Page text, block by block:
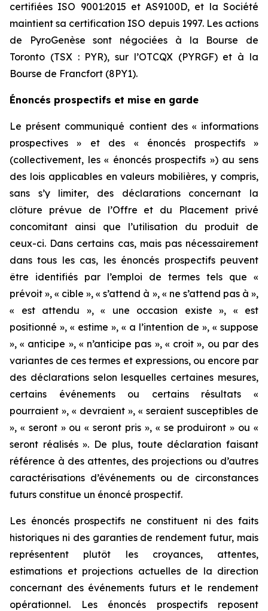
certifiées ISO 9001:2015 et AS9100D, et la Société
maintient sa certification ISO depuis 1997. Les actions
de PyroGenèse sont négociées à la Bourse de
Toronto (TSX : PYR), sur l’OTCQX (PYRGF) et à la
Bourse de Francfort (8PY1).
Énoncés prospectifs et mise en garde
Le présent communiqué contient des « informations
prospectives » et des « énoncés prospectifs »
(collectivement, les « énoncés prospectifs ») au sens
des lois applicables en valeurs mobilières, y compris,
sans s’y limiter, des déclarations concernant la
clôture prévue de l’Offre et du Placement privé
concomitant ainsi que l’utilisation du produit de
ceux-ci. Dans certains cas, mais pas nécessairement
dans tous les cas, les énoncés prospectifs peuvent
être identifiés par l’emploi de termes tels que «
prévoit », « cible », « s’attend à », « ne s’attend pas à »,
« est attendu », « une occasion existe », « est
positionné », « estime », « a l’intention de », « suppose
», « anticipe », « n’anticipe pas », « croit », ou par des
variantes de ces termes et expressions, ou encore par
des déclarations selon lesquelles certaines mesures,
certains événements ou certains résultats «
pourraient », « devraient », « seraient susceptibles de
», « seront » ou « seront pris », « se produiront » ou «
seront réalisés ». De plus, toute déclaration faisant
référence à des attentes, des projections ou d’autres
caractérisations d’événements ou de circonstances
futurs constitue un énoncé prospectif.
Les énoncés prospectifs ne constituent ni des faits
historiques ni des garanties de rendement futur, mais
représentent plutôt les croyances, attentes,
estimations et projections actuelles de la direction
concernant des événements futurs et le rendement
opérationnel. Les énoncés prospectifs reposent